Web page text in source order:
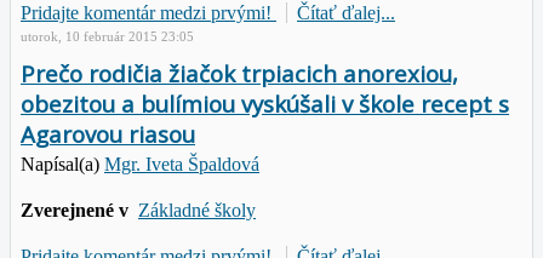
Pridajte komentár medzi prvými! Čítať ďalej...
utorok, 10 február 2015 23:05
Prečo rodičia žiačok trpiacich anorexiou,
obezitou a bulímiou vyskúšali v škole recept s
Agarovou riasou
Napísal(a) Mgr. Iveta Špaldová
Zverejnené v Základné školy